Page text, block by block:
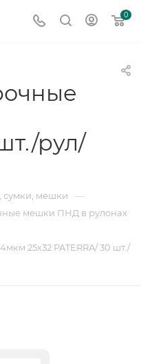
0
рул/
сумки, мешки —
мешки ПНД в рулонах
25х32 PATERRA/ 30 шт./